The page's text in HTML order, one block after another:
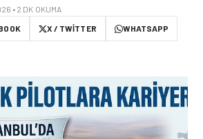
• 2 DK OKUMA
X / TWITTER WHATSAPP